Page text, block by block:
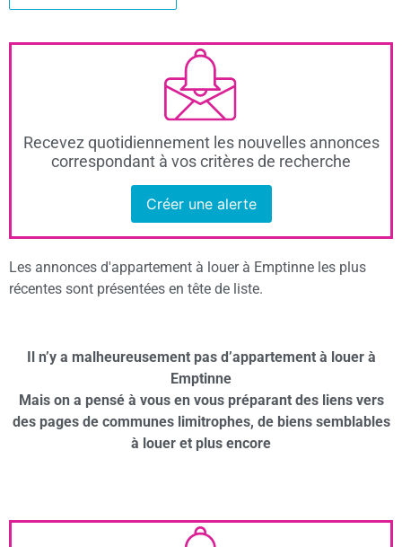
Recevez quotidiennement les nouvelles annonces
correspondant à vos critères de recherche
Créer une alerte
Les annonces d'appartement à louer à Emptinne les plus
récentes sont présentées en tête de liste.
Il n’y a malheureusement pas d’appartement à louer à
Emptinne
Mais on a pensé à vous en vous préparant des liens vers
des pages de communes limitrophes, de biens semblables
à louer et plus encore